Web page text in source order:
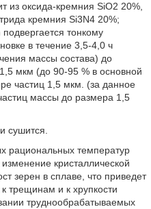
из оксида-кремния SiО2 20%,
кремния Si3N4 20%;
тонкому
в течение 3,5-4,0 ч
массы состава) до
мкм (до 90-95 % в основной
частиц 1,5 мкм. (за данное
массы до размера 1,5
сушится.
рациональных температур
кристаллической
зерен в сплаве, что приведет
трещинам и к хрупкости
труднообрабатываемых